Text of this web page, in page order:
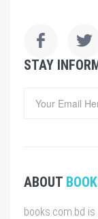
STAY
ABOUT
books.com.bd